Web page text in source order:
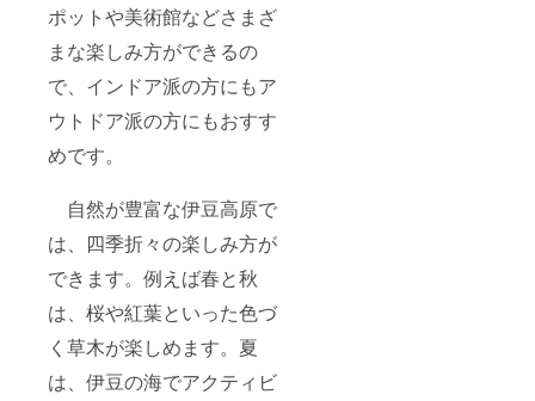
ポットや美術館などさまざ
まな楽しみ方ができるの
で、インドア派の方にもア
ウトドア派の方にもおすす
めです。
自然が豊富な伊豆高原で
は、四季折々の楽しみ方が
できます。例えば春と秋
は、桜や紅葉といった色づ
く草木が楽しめます。夏
は、伊豆の海でアクティビ